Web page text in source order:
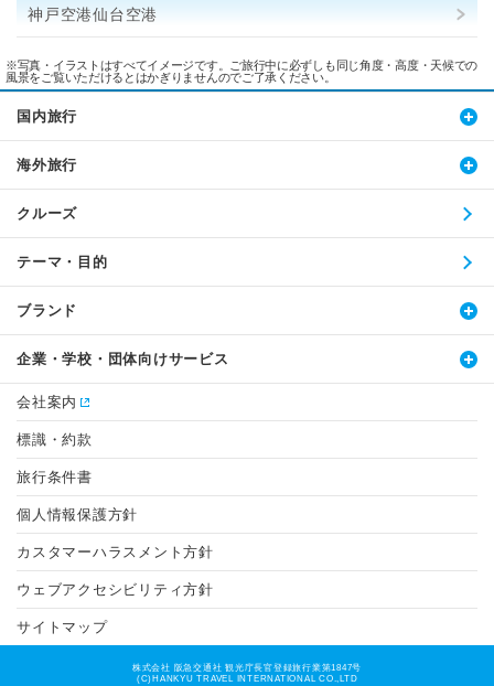
神戸空港仙台空港
※写真・イラストはすべてイメージです。ご旅行中に必ずしも同じ角度・高度・天候での
風景をご覧いただけるとはかぎりませんのでご了承ください。
国内旅行
海外旅行
クルーズ
テーマ・目的
ブランド
企業・学校・団体向けサービス
会社案内
標識・約款
旅行条件書
個人情報保護方針
カスタマーハラスメント方針
ウェブアクセシビリティ方針
サイトマップ
株式会社 阪急交通社 観光庁長官登録旅行業第1847号
(C)HANKYU TRAVEL INTERNATIONAL CO.,LTD